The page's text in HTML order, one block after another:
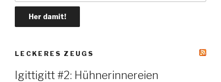
LE­CKE­RES ZEUGS
Igittigitt #2: Hühnerinnereien